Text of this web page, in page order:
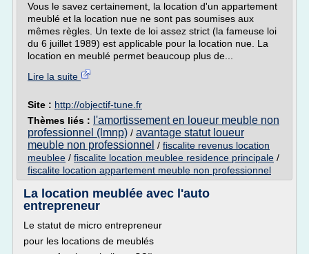
Vous le savez certainement, la location d'un appartement
meublé et la location nue ne sont pas soumises aux
mêmes règles. Un texte de loi assez strict (la fameuse loi
du 6 juillet 1989) est applicable pour la location nue. La
location en meublé permet beaucoup plus de...
Lire la suite
Site : http://objectif-tune.fr
Thèmes liés : l'amortissement en loueur meuble non
professionnel (lmnp) / avantage statut loueur
meuble non professionnel / fiscalite revenus location
meublee / fiscalite location meublee residence principale /
fiscalite location appartement meuble non professionnel
La location meublée avec l'auto
entrepreneur
Le statut de micro entrepreneur
pour les locations de meublés